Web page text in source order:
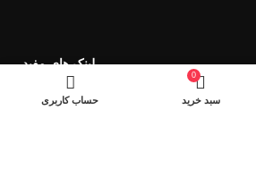
لینک های مفید
0
سبد خرید حساب کاربری